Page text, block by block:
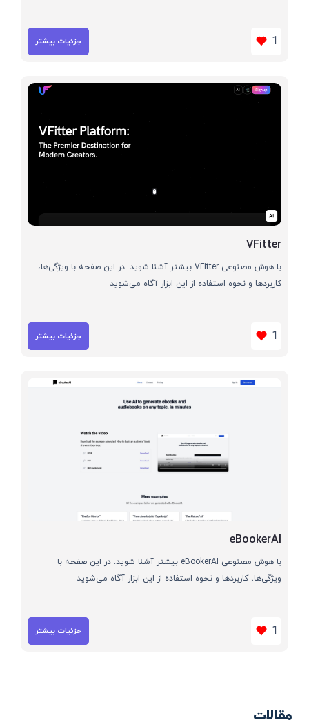
1 جزئیات بیشتر
VFitter
با هوش مصنوعی VFitter بیشتر آشنا شوید. در این صفحه با ویژگی‌ها،
کاربردها و نحوه استفاده از این ابزار آگاه می‌شوید
1 جزئیات بیشتر
eBookerAI
با هوش مصنوعی eBookerAI بیشتر آشنا شوید. در این صفحه با
ویژگی‌ها، کاربردها و نحوه استفاده از این ابزار آگاه می‌شوید
1 جزئیات بیشتر
مقالات